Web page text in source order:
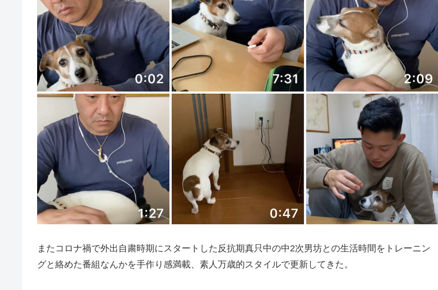
またコロナ禍で外出自粛時期にスタートした反抗期真只中の中2次男坊との生活時間をトレーニン
グと絡めた番組なんかを手作り感満載、素人万歳的スタイルで更新してきた。